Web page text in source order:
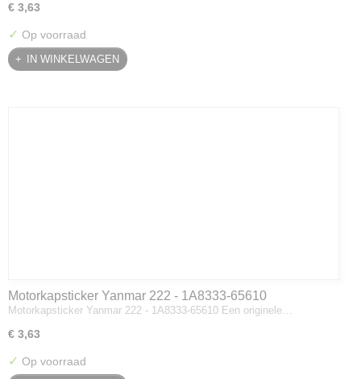
€ 3,63
✓ Op voorraad
IN WINKELWAGEN
Motorkapsticker Yanmar 222 - 1A8333-65610
Motorkapsticker Yanmar 222 - 1A8333-65610 Een originele…
€ 3,63
✓ Op voorraad